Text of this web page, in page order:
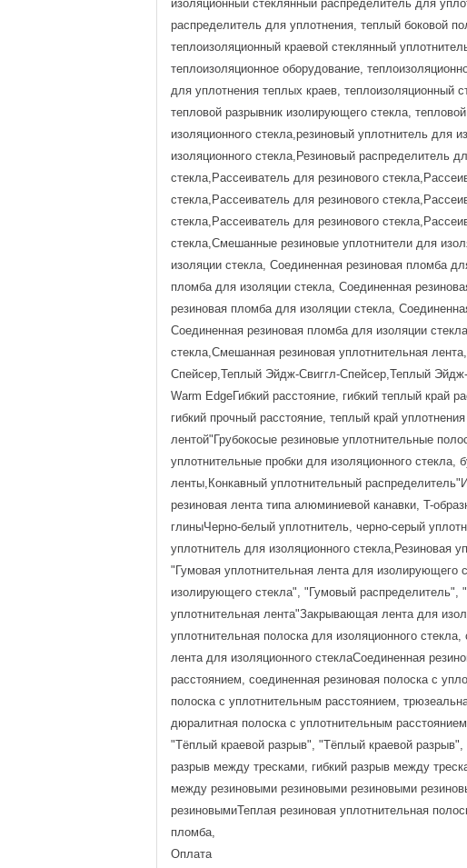
изоляционный стеклянный распределитель для
распределитель для уплотнения, теплый боковой
теплоизоляционный краевой стеклянный
теплоизоляционное оборудование,
для уплотнения теплых краев, теплоизоляционный
тепловой разрывник изолирующего стекла,
изоляционного стекла,резиновый уплотнитель для
изоляционного стекла,Резиновый распределитель
стекла,Рассеиватель для резинового
стекла,Рассеиватель для резинового
стекла,Рассеиватель для резинового
стекла,Смешанные резиновые уплотнители для
изоляции стекла, Соединенная резиновая пломба
пломба для изоляции стекла, Соединенная
резиновая пломба для изоляции стекла,
Соединенная резиновая пломба для изоляции
стекла,Смешанная резиновая уплотнительная
Спейсер,Теплый Эйдж-Свиггл-Спейсер,Теплый
Warm EdgeГибкий расстояние, гибкий теплый край
гибкий прочный расстояние, теплый край
лентой"Грубокосые резиновые уплотнительные
уплотнительные пробки для изоляционного
ленты,Конкавный уплотнительный
резиновая лента типа алюминиевой канавки, T-
глиныЧерно-белый уплотнитель, черно-серый
уплотнитель для изоляционного стекла,Резиновая
"Гумовая уплотнительная лента для
изолирующего стекла", "Гумовый распределитель",
уплотнительная лента"Закрывающая лента для
уплотнительная полоска для изоляционного
лента для изоляционного стеклаСоединенная
расстоянием, соединенная резиновая полоска с
полоска с уплотнительным расстоянием,
дюралитная полоска с уплотнительным
"Тёплый краевой разрыв", "Тёплый краевой
разрыв между тресками, гибкий разрыв между
между резиновыми резиновыми резиновыми
резиновымиТеплая резиновая уплотнительная
пломба,
Оплата